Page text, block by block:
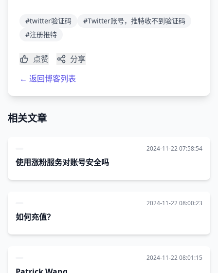
#twitter验证码
#Twitter账号，推特收不到验证码
#注册推特
点赞
分享
← 返回博客列表
相关文章
2024-11-22 07:58:54
使用涨粉服务对账号安全吗
2024-11-22 08:00:23
如何充值？
2024-11-22 08:01:15